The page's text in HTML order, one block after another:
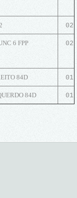
02
6 FPP 02
84D 01
84D 01